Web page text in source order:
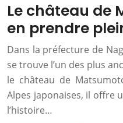
Le château de
en prendre
Dans la préfecture de
se trouve l’un des plus
le château de
Alpes japonaises, il offre
l’histoire…